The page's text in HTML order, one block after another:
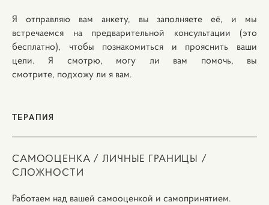
Я отправляю вам анкету, вы заполняете её, и мы
встречаемся на предварительной консультации (это
бесплатно), чтобы познакомиться и прояснить ваши
цели. Я смотрю, могу ли вам помочь, вы
смотрите, подхожу ли я вам.
ТЕРАПИЯ
САМООЦЕНКА / ЛИЧНЫЕ ГРАНИЦЫ /
СЛОЖНОСТИ
Работаем над вашей самооценкой и самопринятием.